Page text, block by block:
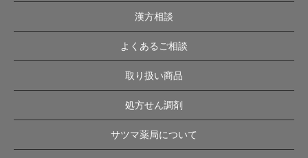
漢方相談
よくあるご相談
取り扱い商品
処方せん調剤
サツマ薬局について